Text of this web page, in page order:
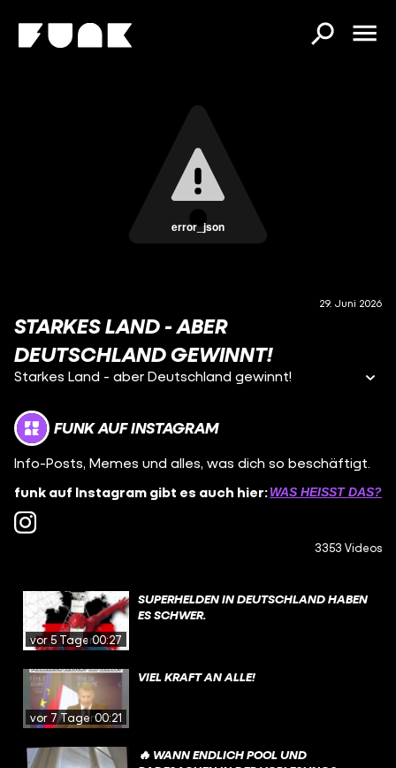
error_json
29. Juni 2026
STARKES LAND - ABER
DEUTSCHLAND GEWINNT!
Starkes Land - aber Deutschland gewinnt!
FUNK AUF INSTAGRAM
Info-Posts, Memes und alles, was dich so beschäftigt.
funk auf Instagram gibt es auch hier:WAS HEISST DAS?
3353 Videos
vor 5 Tagen00:27
SUPERHELDEN IN DEUTSCHLAND HABEN
ES SCHWER.
vor 7 Tagen00:21
VIEL KRAFT AN ALLE!
🔥 WANN ENDLICH POOL UND